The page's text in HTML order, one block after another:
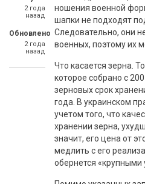
2 года
назад
Обновлено
2 года
назад
ношения военной
шапки не подходят
Следовательно, они
военных, поэтому их
Что касается зерна.
которое собрано с
зерновых срок
года. В украинском
учетом того, что
хранении зерна,
значит, его цена от
медлить с его
обернется «крупными